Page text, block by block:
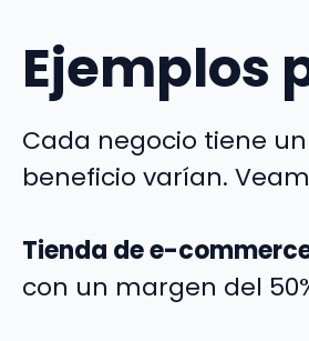
Ejemplos
Cada negocio tiene
beneficio varían.
Tienda de e-
con un margen del